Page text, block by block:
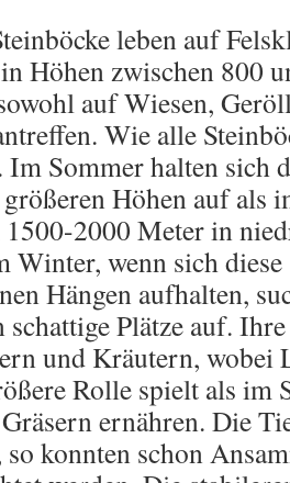
leben auf
Höhen zwischen 800
auf Wiesen,
Wie alle
Im Sommer halten sich
Höhen auf als
1500-2000 Meter in
Winter, wenn sich
Hängen aufhalten,
schattige Plätze auf.
und Kräutern, wobei
Rolle spielt als im
ernähren. Die
konnten schon